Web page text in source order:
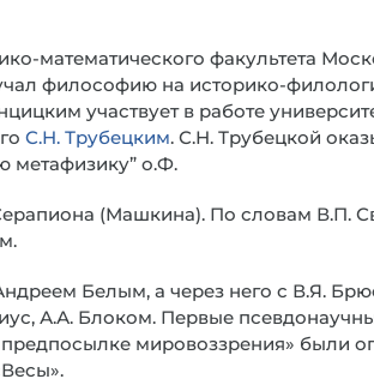
математического факультета
философию на историко-
участвует в работе
С.Н. Трубецким. С.Н. Трубецкой
метафизику” о.Ф.
(Машкина). По словам В.П.
Белым, а через него с В.Я.
А.А. Блоком. Первые
мировоззрения» были